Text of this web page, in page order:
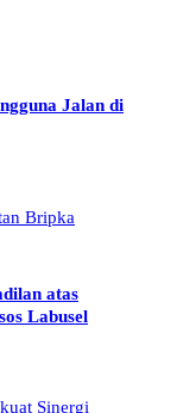
Jalan di
atas
Labusel